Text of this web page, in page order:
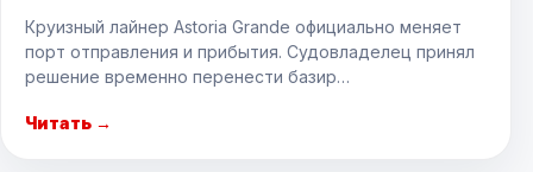
Круизный лайнер Astoria Grande официально меняет
порт отправления и прибытия. Судовладелец принял
решение временно перенести базир…
Читать →